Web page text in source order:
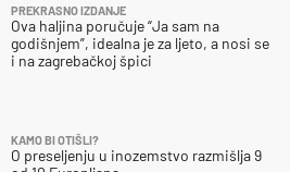
KAMO BI OTIŠLI?
O preseljenju u inozemstvo razmišlja 9
PREKRASNO IZDANJE
Ova haljina poručuje “Ja sam na
godišnjem”, idealna je za ljeto, a nosi se
i na zagrebačkoj špici